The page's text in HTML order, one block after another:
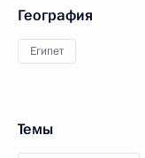
География
Египет
Темы